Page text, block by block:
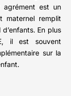
agrément est un
maternel remplit
En plus
il est souvent
sur la